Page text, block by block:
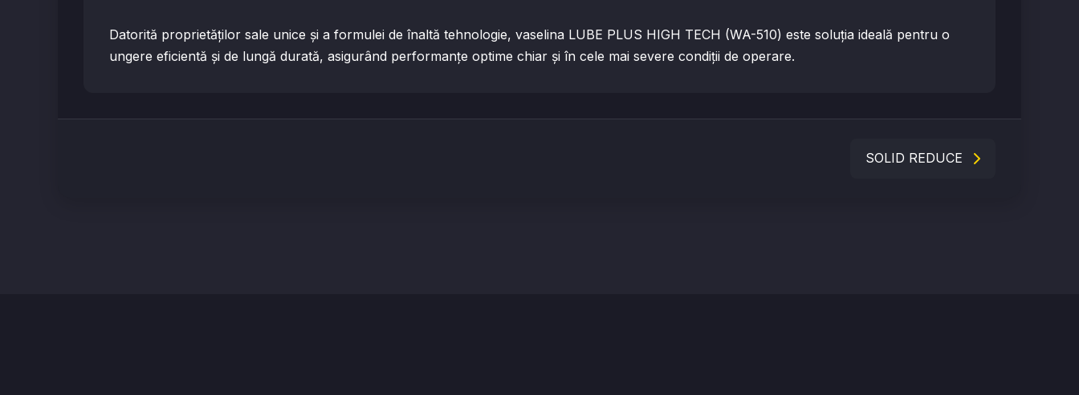
Datorită proprietăților sale unice și a formulei de înaltă tehnologie, vaselina LUBE PLUS HIGH TECH (WA-510) este soluția ideală pentru o
ungere eficientă și de lungă durată, asigurând performanțe optime chiar și în cele mai severe condiții de operare.
SOLID REDUCE